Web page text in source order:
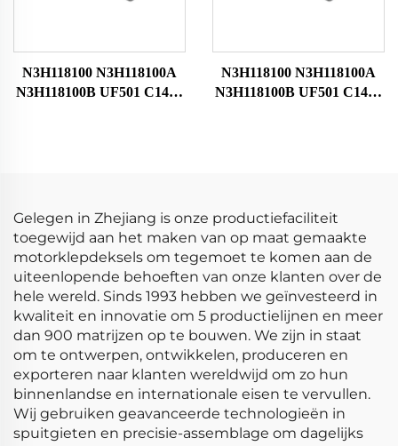
N3H118100 N3H118100A
N3H118100B UF501 C1459
N3H118100 N3H118100A
N3H118100B UF501 C1459
Gelegen in Zhejiang is onze productiefaciliteit
toegewijd aan het maken van op maat gemaakte
motorklepdeksels om tegemoet te komen aan de
uiteenlopende behoeften van onze klanten over de
hele wereld. Sinds 1993 hebben we geïnvesteerd in
kwaliteit en innovatie om 5 productielijnen en meer
dan 900 matrijzen op te bouwen. We zijn in staat
om te ontwerpen, ontwikkelen, produceren en
exporteren naar klanten wereldwijd om zo hun
binnenlandse en internationale eisen te vervullen.
Wij gebruiken geavanceerde technologieën in
spuitgieten en precisie-assemblage om dagelijks